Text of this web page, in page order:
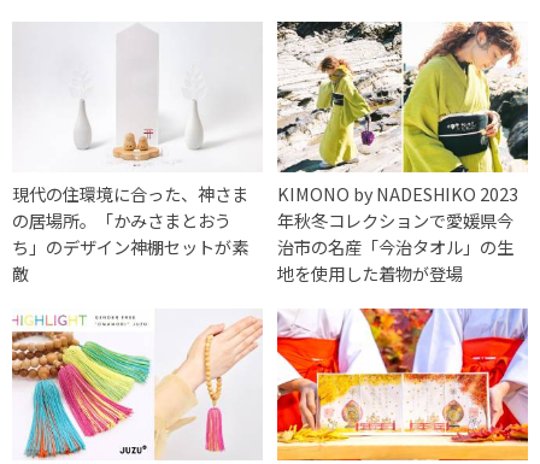
現代の住環境に合った、神さま
の居場所。「かみさまとおう
ち」のデザイン神棚セットが素
敵
KIMONO by NADESHIKO 2023
年秋冬コレクションで愛媛県今
治市の名産「今治タオル」の生
地を使用した着物が登場